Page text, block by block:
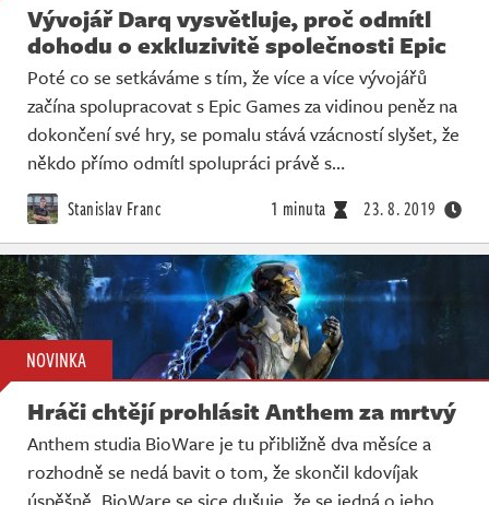
Vývojář Darq vysvětluje, proč odmítl
dohodu o exkluzivitě společnosti Epic
Poté co se setkáváme s tím, že více a více vývojářů
začína spolupracovat s Epic Games za vidinou peněz na
dokončení své hry, se pomalu stává vzácností slyšet, že
někdo přímo odmítl spolupráci právě s…
Stanislav Franc 1 minuta 23. 8. 2019
NOVINKA
Hráči chtějí prohlásit Anthem za mrtvý
Anthem studia BioWare je tu přibližně dva měsíce a
rozhodně se nedá bavit o tom, že skončil kdovíjak